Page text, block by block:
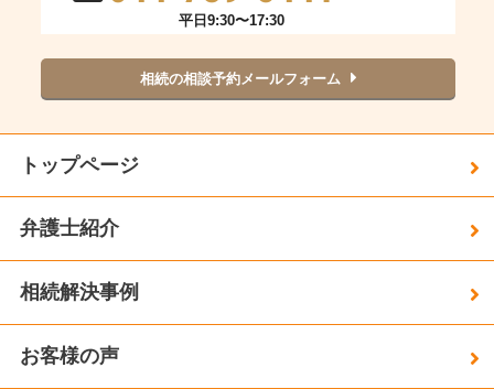
平日9:30〜17:30
相続の相談予約メールフォーム
トップページ
弁護士紹介
相続解決事例
お客様の声